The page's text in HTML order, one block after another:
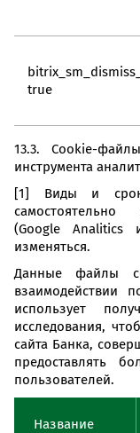
true
13.3. Cookie-
инструмента
[1] Виды и
самостоятельно
(Google Analitics
изменяться.
Данные файлы
взаимодействии
использует
исследования,
сайта Банка,
предоставлять
пользователей.
Название